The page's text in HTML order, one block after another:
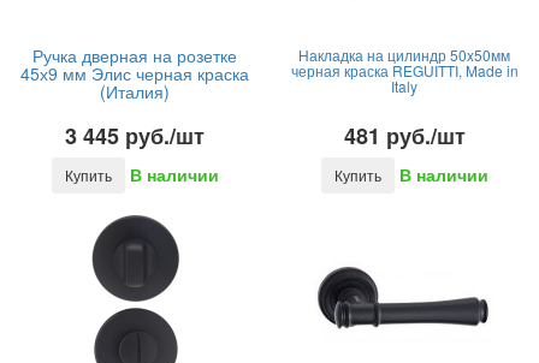
Ручка дверная на розетке
45х9 мм Элис черная краска
(Италия)
3 445 руб./шт
Купить В наличии
Накладка на цилиндр 50x50мм
черная краска REGUITTI, Made in
Italy
481 руб./шт
Купить В наличии